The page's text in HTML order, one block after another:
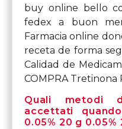
buy online bello
fedex a buon
Farmacia online
receta de forma
Calidad de
COMPRA Tretinona
Quali metodi
accettati
0.05% 20 g 0.05%